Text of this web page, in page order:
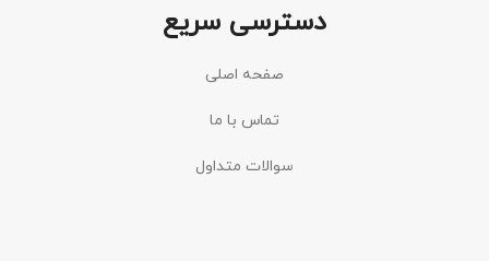
دسترسی سریع
صفحه اصلی
تماس با ما
سوالات متداول